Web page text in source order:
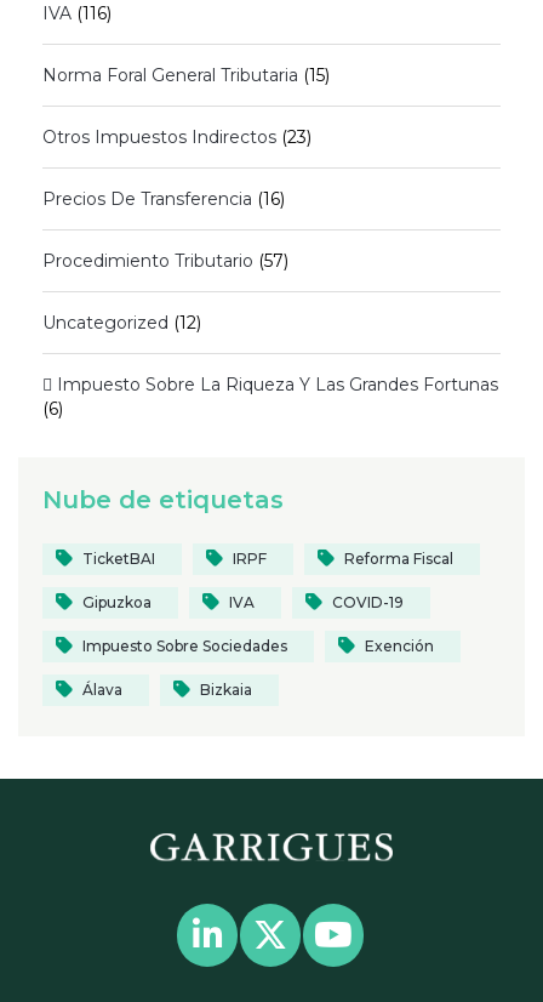
IVA (116)
Norma Foral General Tributaria (15)
Otros Impuestos Indirectos (23)
Precios De Transferencia (16)
Procedimiento Tributario (57)
Uncategorized (12)
 Impuesto Sobre La Riqueza Y Las Grandes Fortunas
(6)
Nube de etiquetas
TicketBAI IRPF Reforma Fiscal
Gipuzkoa IVA COVID-19
Impuesto Sobre Sociedades Exención
Álava Bizkaia